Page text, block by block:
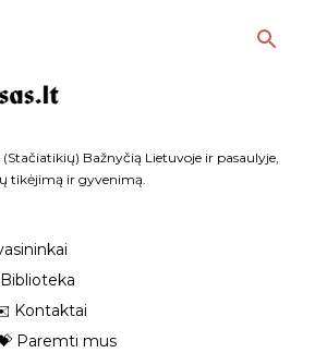
prie pagrindinio turinio
Bažnyčią Lietuvoje ir pasaulyje,
tikėjimą ir gyvenimą.
Kontaktai
Paremti mus